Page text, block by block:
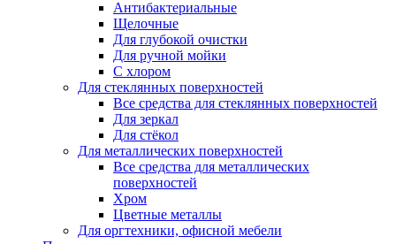
Антибактериальные
Щелочные
Для глубокой очистки
Для ручной мойки
С хлором
Для стеклянных поверхностей
Все средства для стеклянных поверхностей
Для зеркал
Для стёкол
Для металлических поверхностей
Все средства для металлических
поверхностей
Хром
Цветные металлы
Для оргтехники, офисной мебели